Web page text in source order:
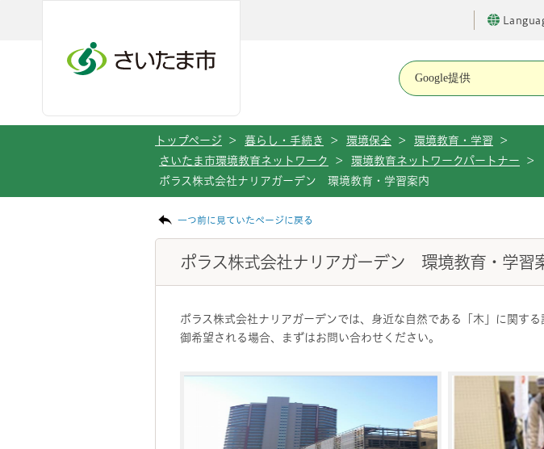
トップページ > 暮らし・手続き > 環境保全 > 環境教育・学習
>
さいたま市環境教育ネットワーク
> 環境教育ネットワークパートナー
>
ポラス株式会社ナリアガーデン 環境教育・学習案内
一つ前に見ていたページに戻る
ポラス株式会社ナリアガーデン 環境教育・学習
ポラス株式会社ナリアガーデンでは、身近な自然である「木」に関す
御希望される場合、まずはお問い合わせください。